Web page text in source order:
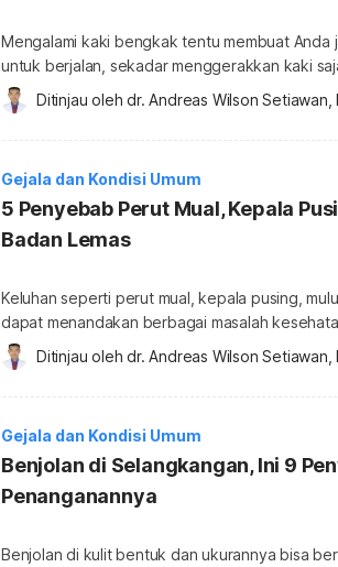
Mengalami kaki bengkak tentu membuat Anda
untuk berjalan, sekadar menggerakkan kaki
kesakitan. Ada baiknya Anda mencoba
alami kaki bengkak berikut ini. Deretan obat
umumnya tidak berbahaya dan dapat hilang
karena […]
Ditinjau oleh dr. Andreas Wilson Setiawan,
Gejala dan Kondisi Umum
5 Penyebab Perut Mual, Kepala
Badan Lemas
Keluhan seperti perut mual, kepala pusing,
dapat menandakan berbagai masalah
tidak serius seperti masuk angin atau kelelahan. Namun, bukan berarti gejala-
gejala ini bisa diabaikan. Lantas, mual, pusing
apa? Penyebab perut mual, kepala pusing,
Ditinjau oleh dr. Andreas Wilson Setiawan,
Gejala dan Kondisi Umum
Benjolan di Selangkangan, Ini 9
Penanganannya
Benjolan di kulit bentuk dan ukurannya bisa